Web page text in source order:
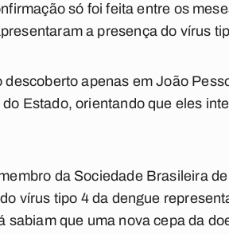
só foi feita entre os
a presença do vírus
apenas em João
Estado, orientando que eles
da Sociedade Brasileira
vírus tipo 4 da dengue
sabiam que uma nova cepa da